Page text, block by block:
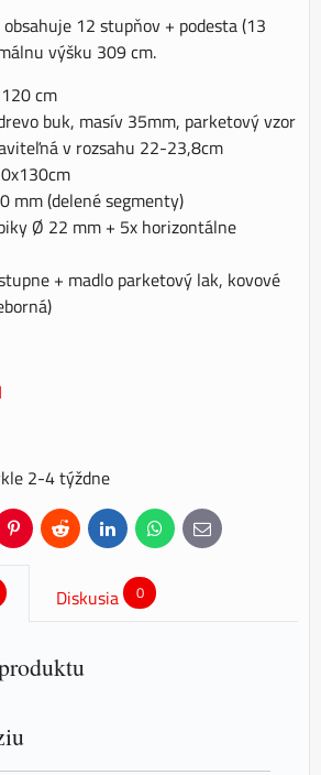
12 stupňov + podesta (13
výšku 309 cm.
120 cm
buk, masív 35mm, parketový vzor
v rozsahu 22-23,8cm
mm (delené segmenty)
Ø 22 mm + 5x horizontálne
+ madlo parketový lak, kovové
2-4 týždne
PinterestReddit LinkedInWhatsApp
E-
mail
Diskusia 0